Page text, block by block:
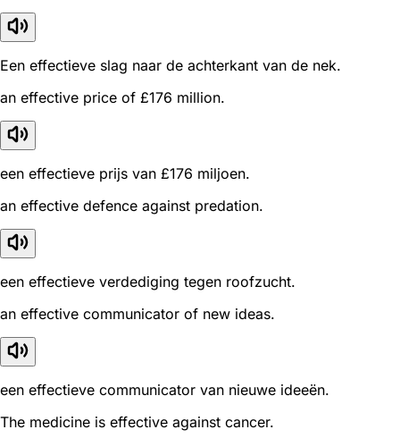
Een effectieve slag naar de achterkant van de nek.
an effective price of £176 million.
een effectieve prijs van £176 miljoen.
an effective defence against predation.
een effectieve verdediging tegen roofzucht.
an effective communicator of new ideas.
een effectieve communicator van nieuwe ideeën.
The medicine is effective against cancer.